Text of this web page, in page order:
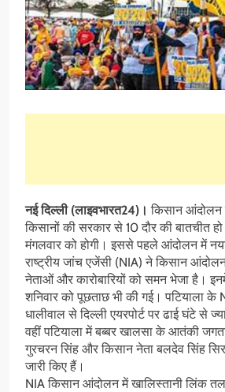
नई दिल्ली (लाइवभारत24)। किसान आंदोलन
किसानों की सरकार से 10 दौर की बातचीत
मंगलवार को होगी। इससे पहले आंदोलन में
राष्ट्रीय जांच एजेंसी (NIA) ने किसान
नेताओं और कारोबारियों को समन भेजा है।
शनिवार को पूछताछ भी की गई। पटियाला के
धालीवाल से दिल्ली एयरपोर्ट पर ढाई घंटे से
वहीं पटियाला में बब्बर खालसा के आतंकी
गुरचरन सिंह और किसान नेता बलदेव सिंह
जारी किए हैं।
NIA किसान आंदोलन में खालिस्तानी लिंक